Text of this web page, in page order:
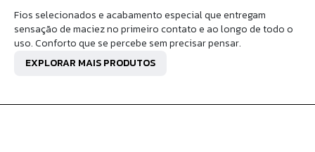
Fios selecionados e acabamento especial que entregam
sensação de maciez no primeiro contato e ao longo de todo o
uso. Conforto que se percebe sem precisar pensar.
EXPLORAR MAIS PRODUTOS